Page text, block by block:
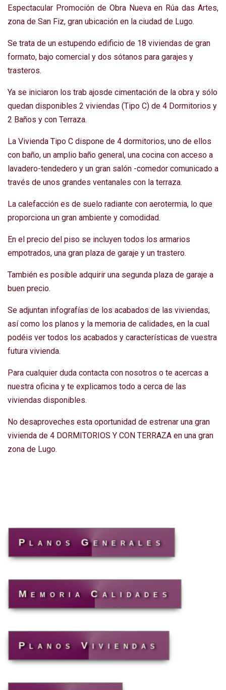
Espectacular Promoción de Obra Nueva en Rúa das Artes,
zona de San Fiz, gran ubicación en la ciudad de Lugo.
Se trata de un estupendo edificio de 18 viviendas de gran
formato, bajo comercial y dos sótanos para garajes y
trasteros.
Ya se iniciaron los trab ajosde cimentación de la obra y sólo
quedan disponibles 2 viviendas (Tipo C) de 4 Dormitorios y
2 Baños y con Terraza.
La Vivienda Tipo C dispone de 4 dormitorios, uno de ellos
con baño, un amplio baño general, una cocina con acceso a
lavadero-tendedero y un gran salón -comedor comunicado a
través de unos grandes ventanales con la terraza.
La calefacción es de suelo radiante con aerotermia, lo que
proporciona un gran ambiente y comodidad.
En el precio del piso se incluyen todos los armarios
empotrados, una gran plaza de garaje y un trastero.
También es posible adquirir una segunda plaza de garaje a
buen precio.
Se adjuntan infografías de los acabados de las viviendas,
así como los planos y la memoria de calidades, en la cual
podéis ver todos los acabados y características de vuestra
futura vivienda.
Para cualquier duda contacta con nosotros o te acercas a
nuestra oficina y te explicamos todo a cerca de las
viviendas disponibles.
No desaproveches esta oportunidad de estrenar una gran
vivienda de 4 DORMITORIOS Y CON TERRAZA en una gran
zona de Lugo.
Planos Generales
Memoria Calidades
Planos Viviendas